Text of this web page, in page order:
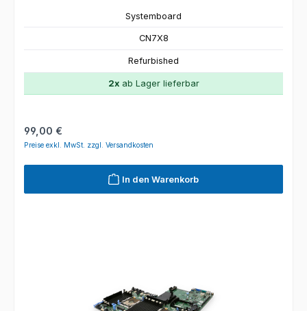
Systemboard
CN7X8
Refurbished
2xab Lager lieferbar
Regulärer Preis:
99,00 €
Preise exkl. MwSt. zzgl. Versandkosten
In den Warenkorb